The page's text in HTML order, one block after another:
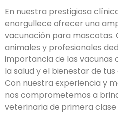
En nuestra prestigiosa
enorgullece ofrecer una
vacunación para mascotas.
animales y profesionales
importancia de las vacunas
la salud y el bienestar de
Con nuestra experiencia y
nos comprometemos a
veterinaria de primera